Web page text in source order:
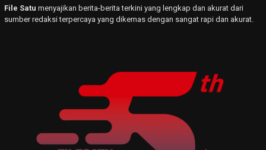
File Satu menyajikan berita-berita terkini yang lengkap dan akurat dari
sumber redaksi terpercaya yang dikemas dengan sangat rapi dan akurat.